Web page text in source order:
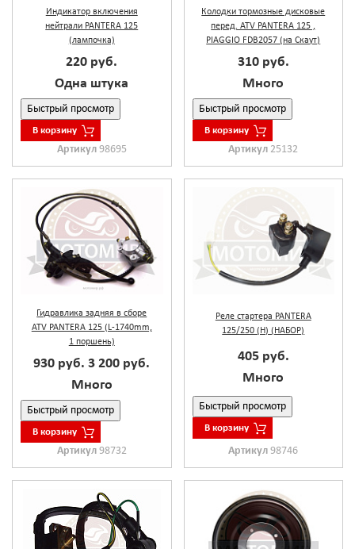
Индикатор включения
нейтрали PANTERA 125
(лампочка)
220 руб.
Одна штука
Быстрый просмотр
В корзину
Артикул 98695
Колодки тормозные дисковые
перед. ATV PANTERA 125 ,
PIAGGIO FDB2057 (на Скаут)
310 руб.
Много
Быстрый просмотр
В корзину
Артикул 25132
Гидравлика задняя в сборе
ATV PANTERA 125 (L-1740mm,
1 поршень)
930 руб.3 200 руб.
Много
Быстрый просмотр
В корзину
Артикул 98732
Реле стартера PANTERA
125/250 (Н) (НАБОР)
405 руб.
Много
Быстрый просмотр
В корзину
Артикул98746